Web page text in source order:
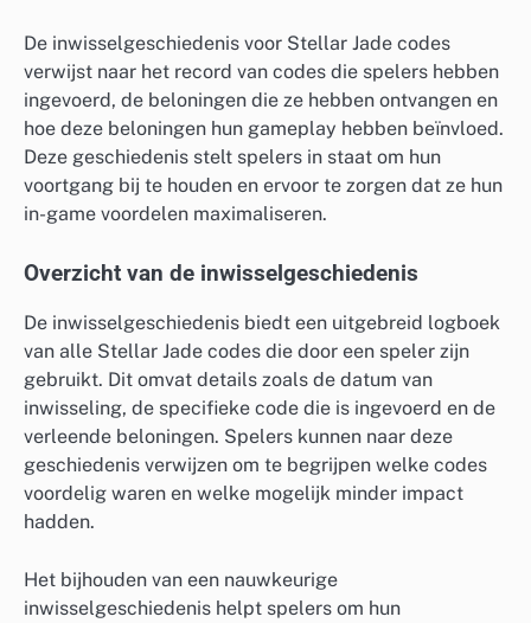
De inwisselgeschiedenis voor Stellar Jade codes
verwijst naar het record van codes die spelers hebben
ingevoerd, de beloningen die ze hebben ontvangen en
hoe deze beloningen hun gameplay hebben beïnvloed.
Deze geschiedenis stelt spelers in staat om hun
voortgang bij te houden en ervoor te zorgen dat ze hun
in-game voordelen maximaliseren.
Overzicht van de inwisselgeschiedenis
De inwisselgeschiedenis biedt een uitgebreid logboek
van alle Stellar Jade codes die door een speler zijn
gebruikt. Dit omvat details zoals de datum van
inwisseling, de specifieke code die is ingevoerd en de
verleende beloningen. Spelers kunnen naar deze
geschiedenis verwijzen om te begrijpen welke codes
voordelig waren en welke mogelijk minder impact
hadden.
Het bijhouden van een nauwkeurige
inwisselgeschiedenis helpt spelers om hun